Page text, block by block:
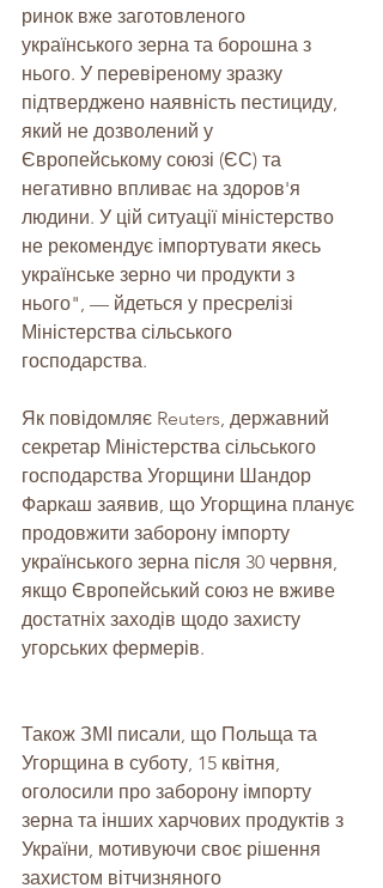
ринок вже заготовленого
українського зерна та борошна з
нього. У перевіреному зразку
підтверджено наявність пестициду,
який не дозволений у
Європейському союзі (ЄС) та
негативно впливає на здоров'я
людини. У цій ситуації міністерство
не рекомендує імпортувати якесь
українське зерно чи продукти з
нього", — йдеться у пресрелізі
Міністерства сільського
господарства.
Як повідомляє Reuters, державний
секретар Міністерства сільського
господарства Угорщини Шандор
Фаркаш заявив, що Угорщина планує
продовжити заборону імпорту
українського зерна після 30 червня,
якщо Європейський союз не вживе
достатніх заходів щодо захисту
угорських фермерів.
Також ЗМІ писали, що Польща та
Угорщина в суботу, 15 квітня,
оголосили про заборону імпорту
зерна та інших харчових продуктів з
України, мотивуючи своє рішення
захистом вітчизняного